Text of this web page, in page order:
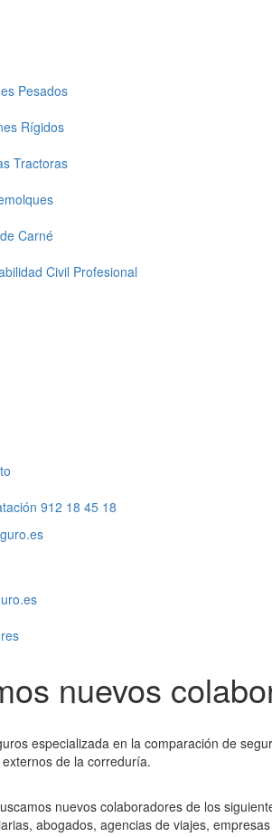
Pesados
Rígidos
Tractoras
Carné
Civil Profesional
912 18 45 18
nuevos
especializada en la comparación de
de la correduría.
nuevos colaboradores de los
abogados, agencias de viajes,